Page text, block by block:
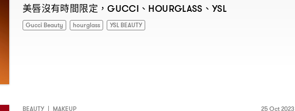
美唇沒有時間限定 ，GUCCI 、 HOURGLASS 、YSL
Gucci Beauty hourglass YSL BEAUTY
BEAUTY | MAKEUP 25 Oct 2023